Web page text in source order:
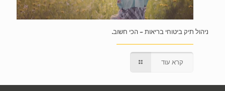
ניהול תיק ביטוחי בריאות – הכי חשוב.
קרא עוד